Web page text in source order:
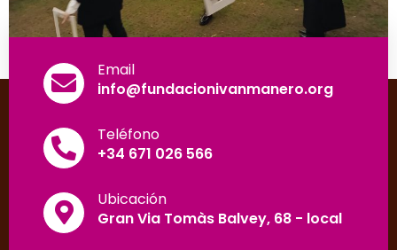
Email
info@fundacionivanmanero.org
Teléfono
+34 671 026 566
Ubicación
Gran Via Tomàs Balvey, 68 - local